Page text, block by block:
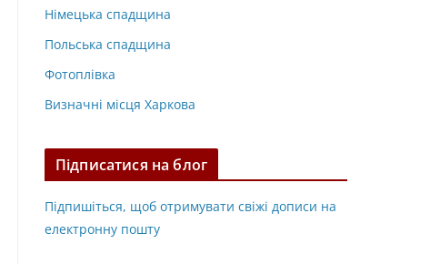
Німецька спадщина
Польська спадщина
Фотоплівка
Визначні місця Харкова
Підписатися на блог
Підпишіться, щоб отримувати свіжі дописи на
електронну пошту